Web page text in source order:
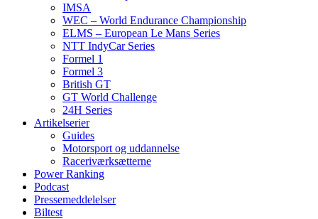
IMSA
WEC – World Endurance Championship
ELMS – European Le Mans Series
NTT IndyCar Series
Formel 1
Formel 3
British GT
GT World Challenge
24H Series
Artikelserier
Guides
Motorsport og uddannelse
Raceriværksætterne
Power Ranking
Podcast
Pressemeddelelser
Biltest